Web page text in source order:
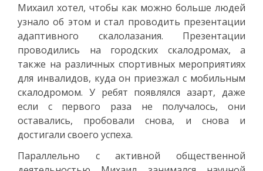
Михаил хотел, чтобы как можно больше людей
узнало об этом и стал проводить презентации
адаптивного скалолазания. Презентации
проводились на городских скалодромах, а
также на различных спортивных мероприятиях
для инвалидов, куда он приезжал с мобильным
скалодромом. У ребят появлялся азарт, даже
если с первого раза не получалось, они
оставались, пробовали снова, и снова и
достигали своего успеха.
Параллельно с активной общественной